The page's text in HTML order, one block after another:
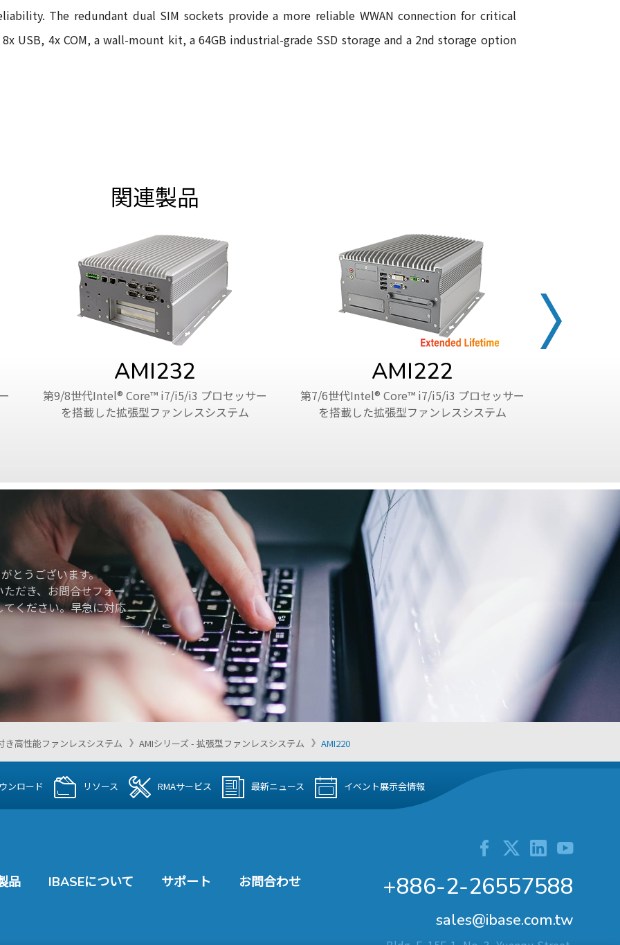
The redundant dual SIM sockets provide a more reliable WWAN connection for critical
USB, 4x COM, a wall-mount kit, a 64GB industrial-grade SSD storage and a 2nd storage option
関連製品
AMI232
第9/8世代Intel® Core™ i7/i5/i3 プロセッサー
を搭載した拡張型ファンレスシステム
AMI222
第7/6世代Intel® Core™ i7/i5/i3 プロセッサー
を搭載した拡張型ファンレスシステム
とうございます。
だき、お問合せフォー
ください。早急に対応
き高性能ファンレスシステム AMIシリーズ - 拡張型ファンレスシステム AMI220
ンロード リソース RMAサービス 最新ニュース イベント展示会情報
品 IBASEについて サポート お問合わせ +886-2-26557588
sales@ibase.com.tw